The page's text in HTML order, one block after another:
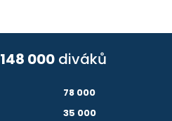
148 000 diváků
78 000
35 000